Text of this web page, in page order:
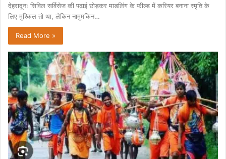
देहरादूनः सिविल सर्विसेज की पढ़ाई छोड़कर माडलिंग के फील्ड में करियर बनाना स्मृति के
लिए मुश्किल तो था, लेकिन नामुमकिन…
Read More »